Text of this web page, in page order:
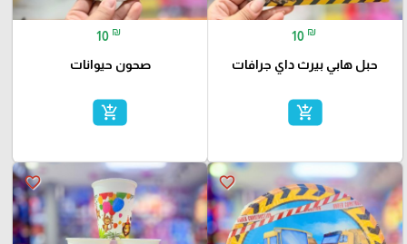
10 ₪
حبل هابي بيرث داي جرافات
add_shopping_cart
10 ₪
صحون حيوانات
add_shopping_cart
favorite_border
favorite_border